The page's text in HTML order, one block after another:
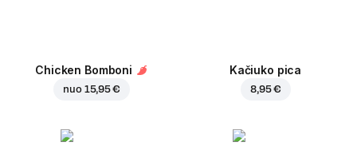
Chicken Bomboni
nuo 15,95 €
Kačiuko pica
8,95 €